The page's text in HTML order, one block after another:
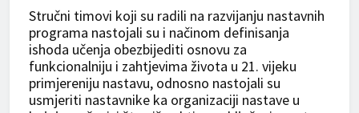
Stručni timovi koji su radili na razvijanju nastavnih
programa nastojali su i načinom definisanja
ishoda učenja obezbijediti osnovu za
funkcionalniju i zahtjevima života u 21. vijeku
primjereniju nastavu, odnosno nastojali su
usmjeriti nastavnike ka organizaciji nastave u